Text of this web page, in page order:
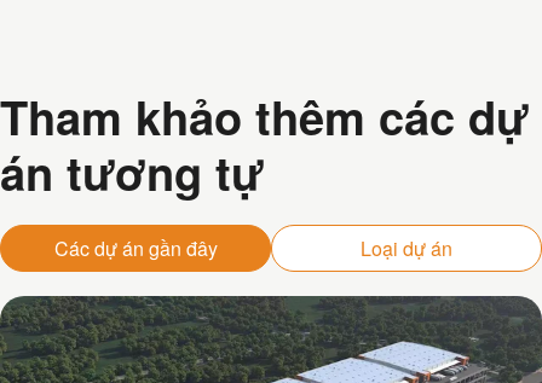
Tham khảo thêm các dự
án tương tự
Các dự án gần đây Loại dự án